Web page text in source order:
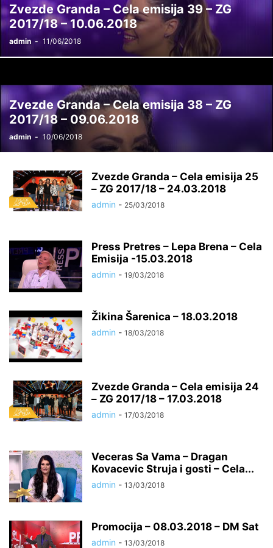
Zvezde Granda – Cela emisija 39 – ZG
2017/18 – 10.06.2018
admin - 11/06/2018
Zvezde Granda – Cela emisija 38 – ZG
2017/18 – 09.06.2018
admin - 10/06/2018
Zvezde Granda – Cela emisija 25
– ZG 2017/18 – 24.03.2018
admin - 25/03/2018
Press Pretres – Lepa Brena – Cela
Emisija -15.03.2018
admin - 19/03/2018
Žikina Šarenica – 18.03.2018
admin - 18/03/2018
Zvezde Granda – Cela emisija 24
– ZG 2017/18 – 17.03.2018
admin - 17/03/2018
Veceras Sa Vama – Dragan
Kovacevic Struja i gosti – Cela...
admin - 13/03/2018
Promocija – 08.03.2018 – DM Sat
admin - 13/03/2018